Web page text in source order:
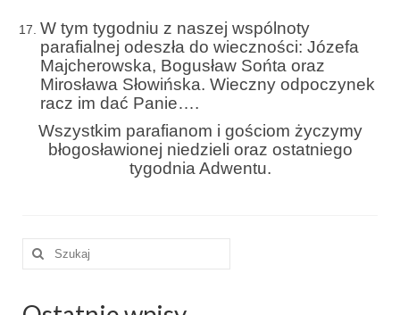
Złoty Jubileusz
Pierwsza Komunia Św. – Gr 1
Pierwsza Komunia Św. – Gr 2
Galerie 2021
Pasterka 2021
W tym tygodniu z naszej wspólnoty
parafialnej odeszła do wieczności: Józefa
Majcherowska, Bogusław Sońta oraz
Mirosława Słowińska. Wieczny odpoczynek
racz im dać Panie….
Wszystkim parafianom i gościom życzymy
błogosławionej niedzieli oraz ostatniego
tygodnia Adwentu.
Szuklaj